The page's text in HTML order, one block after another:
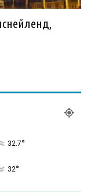
32.7°
32°